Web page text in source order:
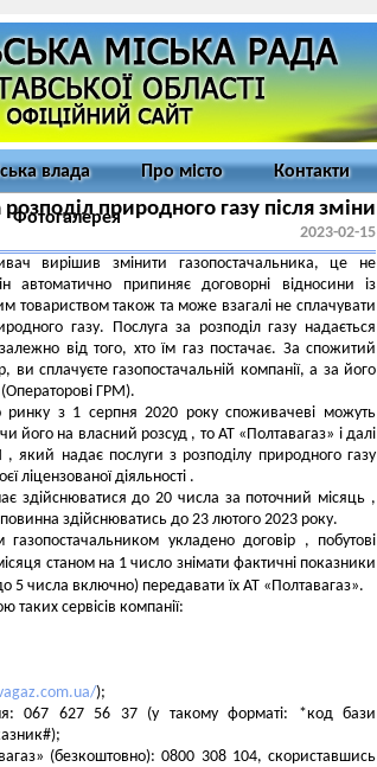
влада Про місто Контакти
Фотогалереяприродного газу після зміни
2023-02-15
вирішив змінити газопостачальника, це не
автоматично припиняє договорні відносини із
товариством також та може взагалі не сплачувати
газу. Послуга за розподіл газу надається
від того, хто їм газ постачає. За спожитий
ви сплачуєте газопостачальній компанії, а за його
(Операторові ГРМ).
ринку з 1 серпня 2020 року споживачеві можуть
його на власний розсуд , то АТ «Полтавагаз» і далі
надає послуги з розподілу природного газу
ліцензованої діяльності .
здійснюватися до 20 числа за поточний місяць ,
здійснюватись до 23 лютого 2023 року.
укладено договір , побутові
станом на 1 число знімати фактичні показники
5 числа включно) передавати їх АТ «Полтавагаз».
сервісів компанії:
);
067 627 56 37 (у такому форматі: *код бази
(безкоштовно): 0800 308 104, скориставшись